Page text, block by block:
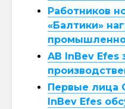
Работников
«Балтики»
AB InBev Efes
Первые лица
InBev Efes